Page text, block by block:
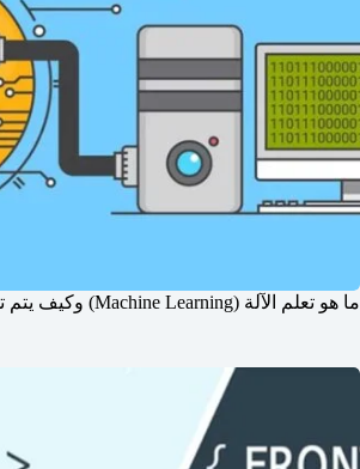
ما هو تعلم الآلة (Machine Learning) وكيف يتم تدريبه؟